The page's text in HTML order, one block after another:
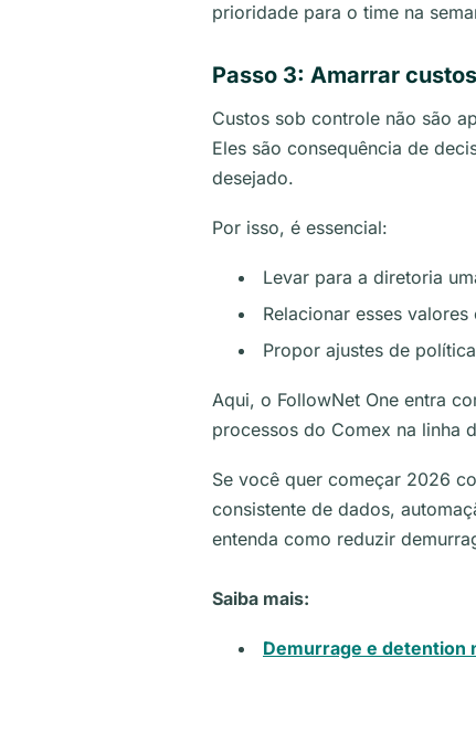
prioridade para o time na
Passo 3: Amarrar
Custos sob controle não são
Eles são consequência de
desejado.
Por isso, é essencial:
Levar para a diretoria
Relacionar esses
Propor ajustes de
Aqui, o FollowNet One entra
processos do Comex na linha
Se você quer começar 2026
consistente de dados,
entenda como reduzir
Saiba mais:
Demurrage e detention